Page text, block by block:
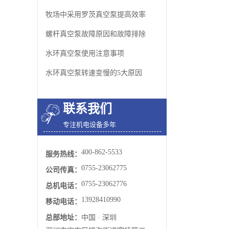
牧场中采用罗茨真空泵​提高效率
螺杆真空泵​故障原因和故障排除
水环真空泵使用注意事项
水环真空泵转速变慢的5大原因
联系我们
专注机电设备多年
服务热线： 400-862-5533
公司传真： 0755-23062775
总机电话： 0755-23062776
移动电话： 13928410990
总部地址： 中国 · 深圳